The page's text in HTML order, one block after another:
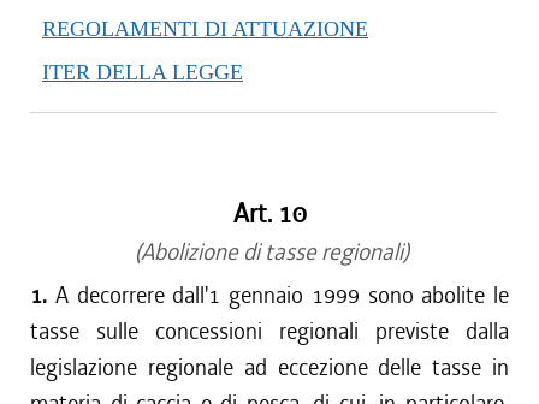
REGOLAMENTI DI ATTUAZIONE
ITER DELLA LEGGE
Art. 10
(Abolizione di tasse regionali)
1. A decorrere dall'1 gennaio 1999 sono abolite le
tasse sulle concessioni regionali previste dalla
legislazione regionale ad eccezione delle tasse in